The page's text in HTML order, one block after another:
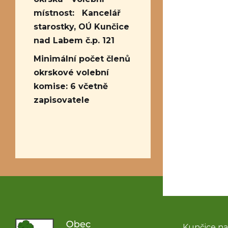
místnost: Kancelář
starostky, OÚ Kunčice
nad Labem č.p. 121
Minimální počet členů
okrskové volební
komise: 6 včetně
zapisovatele